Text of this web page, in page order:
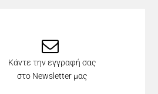
Κάντε την εγγραφή σας
στο Newsletter μας